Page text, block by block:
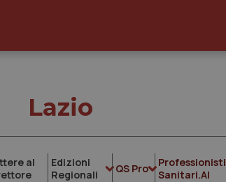
Lazio
al
Edizioni
Regionali
QS Pro
Professionisti
Sanitari.AI